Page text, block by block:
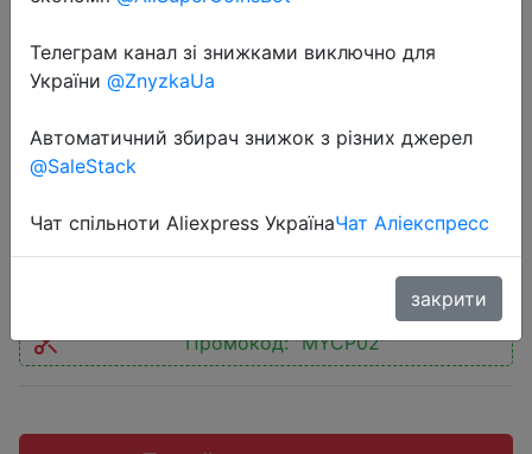
2019-01-08
Car LED Flare Light Lamps Strobe
Flashing Warning Lights Roadside
Emergency 3PCS
$12.5
Промокод:"MYCP02"
Телеграм канал зі знижками виключно для
України @ZnyzkaUa
Автоматичний збирач знижок з різних джерел
@SaleStack
Чат спільноти Aliexpress УкраїнаЧат Аліекспресс
закрити